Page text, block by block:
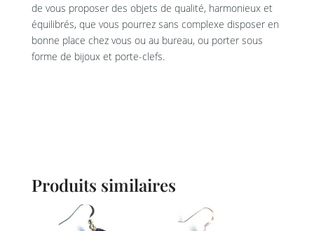
de vous proposer des objets de qualité, harmonieux et
équilibrés, que vous pourrez sans complexe disposer en
bonne place chez vous ou au bureau, ou porter sous
forme de bijoux et porte-clefs.
Produits similaires